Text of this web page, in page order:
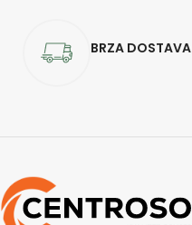
BRZA DOSTAVA